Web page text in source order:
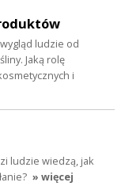
ludzie od
Jaką rolę
i
ludzie wiedzą, jak
» więcej